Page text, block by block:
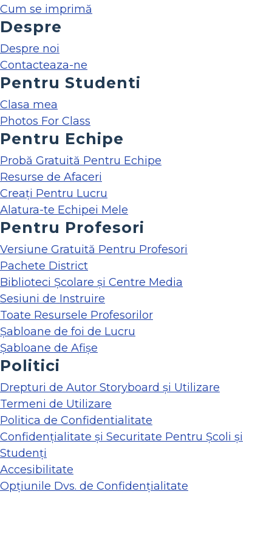
Cum se imprimă
Despre
Despre noi
Contacteaza-ne
Pentru Studenti
Clasa mea
Photos For Class
Pentru Echipe
Probă Gratuită Pentru Echipe
Resurse de Afaceri
Creați Pentru Lucru
Alatura-te Echipei Mele
Pentru Profesori
Versiune Gratuită Pentru Profesori
Pachete District
Biblioteci Școlare și Centre Media
Sesiuni de Instruire
Toate Resursele Profesorilor
Șabloane de foi de Lucru
Șabloane de Afișe
Politici
Drepturi de Autor Storyboard și Utilizare
Termeni de Utilizare
Politica de Confidentialitate
Confidențialitate și Securitate Pentru Școli și
Studenți
Accesibilitate
Opțiunile Dvs. de Confidențialitate